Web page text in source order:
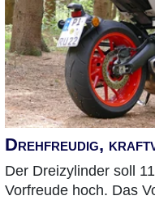
Drehfreudig,
Der Dreizylinder soll
Vorfreude hoch. Das